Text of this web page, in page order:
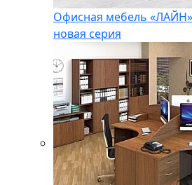
Офисная мебель «ЛАЙН»
новая серия